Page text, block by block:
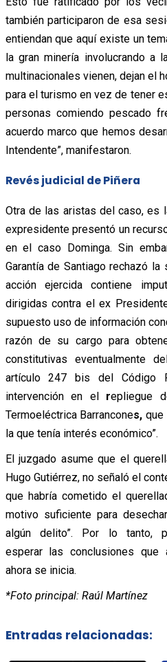
también participaron de esa
entiendan que aquí existe un
la gran minería involucrando a
multinacionales vienen, dejan el
para el turismo en vez de tener
personas comiendo pescado
acuerdo marco que hemos
Intendente”, manifestaron.
Revés judicial de Piñera
Otra de las aristas del caso, es
expresidente presentó un
en el caso Dominga. Sin
Garantía de Santiago rechazó
acción ejercida contiene
dirigidas contra el ex
supuesto uso de información
razón de su cargo para
constitutivas eventualmente
artículo 247 bis del Código
intervención en el repliegue
Termoeléctrica Barrancones, que
la que tenía interés económico”.
El juzgado asume que el
Hugo Gutiérrez, no señaló el
que habría cometido el
motivo suficiente para
algún delito”. Por lo tanto,
esperar las conclusiones que
ahora se inicia.
*Foto principal: Raúl Martínez
Entradas relacionadas: